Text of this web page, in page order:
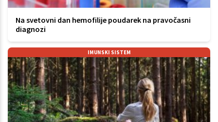
Na svetovni dan hemofilije poudarek na pravočasni
diagnozi
IMUNSKI SISTEM